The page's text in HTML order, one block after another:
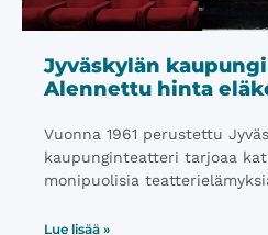
Jyväskylän
Alennettu hinta
Vuonna 1961 perustettu
kaupunginteatteri tarjoaa
monipuolisia
Lue lisää »